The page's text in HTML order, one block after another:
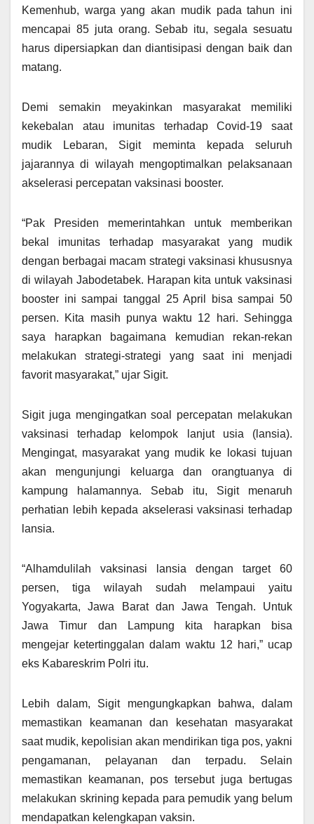
Kemenhub, warga yang akan mudik pada tahun ini
mencapai 85 juta orang. Sebab itu, segala sesuatu
harus dipersiapkan dan diantisipasi dengan baik dan
matang.
Demi semakin meyakinkan masyarakat memiliki
kekebalan atau imunitas terhadap Covid-19 saat
mudik Lebaran, Sigit meminta kepada seluruh
jajarannya di wilayah mengoptimalkan pelaksanaan
akselerasi percepatan vaksinasi booster.
“Pak Presiden memerintahkan untuk memberikan
bekal imunitas terhadap masyarakat yang mudik
dengan berbagai macam strategi vaksinasi khususnya
di wilayah Jabodetabek. Harapan kita untuk vaksinasi
booster ini sampai tanggal 25 April bisa sampai 50
persen. Kita masih punya waktu 12 hari. Sehingga
saya harapkan bagaimana kemudian rekan-rekan
melakukan strategi-strategi yang saat ini menjadi
favorit masyarakat,” ujar Sigit.
Sigit juga mengingatkan soal percepatan melakukan
vaksinasi terhadap kelompok lanjut usia (lansia).
Mengingat, masyarakat yang mudik ke lokasi tujuan
akan mengunjungi keluarga dan orangtuanya di
kampung halamannya. Sebab itu, Sigit menaruh
perhatian lebih kepada akselerasi vaksinasi terhadap
lansia.
“Alhamdulilah vaksinasi lansia dengan target 60
persen, tiga wilayah sudah melampaui yaitu
Yogyakarta, Jawa Barat dan Jawa Tengah. Untuk
Jawa Timur dan Lampung kita harapkan bisa
mengejar ketertinggalan dalam waktu 12 hari,” ucap
eks Kabareskrim Polri itu.
Lebih dalam, Sigit mengungkapkan bahwa, dalam
memastikan keamanan dan kesehatan masyarakat
saat mudik, kepolisian akan mendirikan tiga pos, yakni
pengamanan, pelayanan dan terpadu. Selain
memastikan keamanan, pos tersebut juga bertugas
melakukan skrining kepada para pemudik yang belum
mendapatkan kelengkapan vaksin.